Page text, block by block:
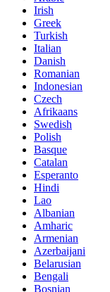
Irish
Greek
Turkish
Italian
Danish
Romanian
Indonesian
Czech
Afrikaans
Swedish
Polish
Basque
Catalan
Esperanto
Hindi
Lao
Albanian
Amharic
Armenian
Azerbaijani
Belarusian
Bengali
Bosnian